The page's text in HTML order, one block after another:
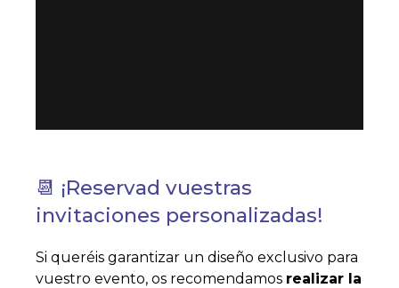
📆 ¡Reservad vuestras
invitaciones personalizadas!
Si queréis garantizar un diseño exclusivo para
vuestro evento, os recomendamos realizar la